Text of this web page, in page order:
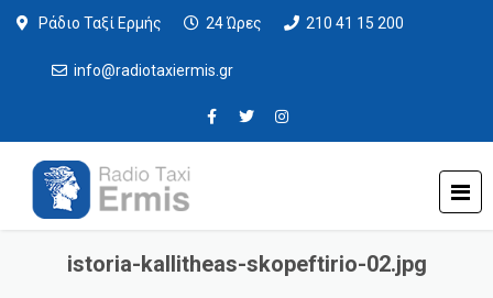
Ράδιο Ταξί Ερμής 24 Ώρες 210 41 15 200
info@radiotaxiermis.gr
istoria-kallitheas-skopeftirio-02.jpg